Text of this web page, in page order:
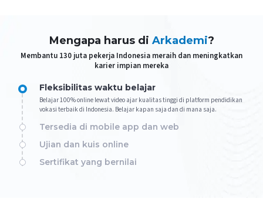
Mengapa harus di Arkademi?
Membantu 130 juta pekerja Indonesia meraih dan meningkatkan
karier impian mereka
Fleksibilitas waktu belajar
Belajar 100% online lewat video ajar kualitas tinggi di platform pendidikan
vokasi terbaik di Indonesia. Belajar kapan saja dan di mana saja.
Tersedia di mobile app dan web
Ujian dan kuis online
Sertifikat yang bernilai